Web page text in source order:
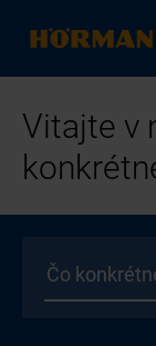
Vitajte v